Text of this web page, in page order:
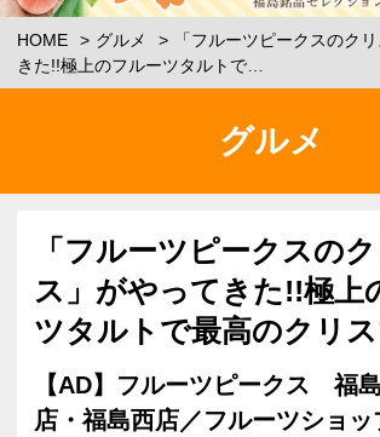
HOME グルメ
「フルーツピークスのク
きた!!極上のフルーツタルトで…
グルメ
「フルーツピークスの
ス」がやってきた!!極上
ツタルトで最高のクリ
【AD】フルーツピークス 福
店・福島西店／フルーツショ